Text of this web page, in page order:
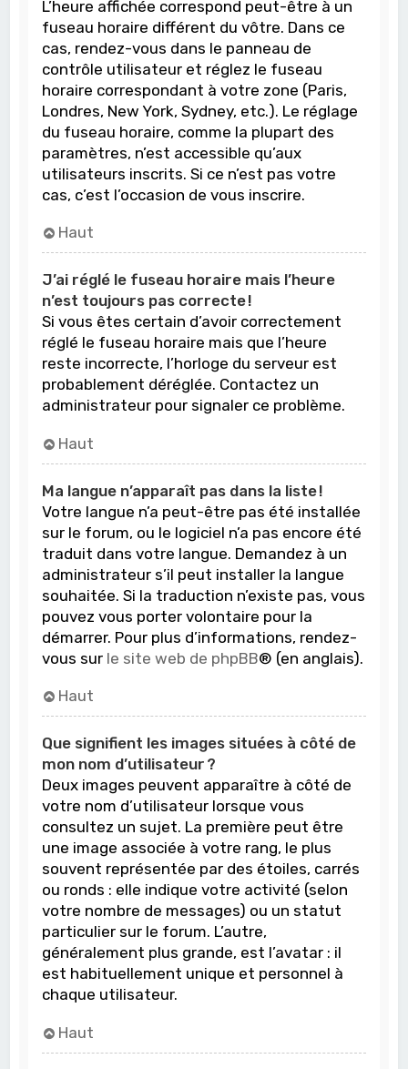
L’heure affichée correspond peut-être à un
fuseau horaire différent du vôtre. Dans ce
cas, rendez-vous dans le panneau de
contrôle utilisateur et réglez le fuseau
horaire correspondant à votre zone (Paris,
Londres, New York, Sydney, etc.). Le réglage
du fuseau horaire, comme la plupart des
paramètres, n’est accessible qu’aux
utilisateurs inscrits. Si ce n’est pas votre
cas, c’est l’occasion de vous inscrire.
Haut
J’ai réglé le fuseau horaire mais l’heure
n’est toujours pas correcte !
Si vous êtes certain d’avoir correctement
réglé le fuseau horaire mais que l’heure
reste incorrecte, l’horloge du serveur est
probablement déréglée. Contactez un
administrateur pour signaler ce problème.
Haut
Ma langue n’apparaît pas dans la liste !
Votre langue n’a peut-être pas été installée
sur le forum, ou le logiciel n’a pas encore été
traduit dans votre langue. Demandez à un
administrateur s’il peut installer la langue
souhaitée. Si la traduction n’existe pas, vous
pouvez vous porter volontaire pour la
démarrer. Pour plus d’informations, rendez-
vous sur le site web de phpBB® (en anglais).
Haut
Que signifient les images situées à côté de
mon nom d’utilisateur ?
Deux images peuvent apparaître à côté de
votre nom d’utilisateur lorsque vous
consultez un sujet. La première peut être
une image associée à votre rang, le plus
souvent représentée par des étoiles, carrés
ou ronds : elle indique votre activité (selon
votre nombre de messages) ou un statut
particulier sur le forum. L’autre,
généralement plus grande, est l’avatar : il
est habituellement unique et personnel à
chaque utilisateur.
Haut